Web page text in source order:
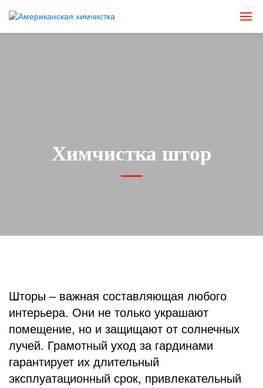
Химчистка штор
Шторы – важная составляющая любого
интерьера. Они не только украшают
помещение, но и защищают от солнечных
лучей. Грамотный уход за гардинами
гарантирует их длительный
эксплуатационный срок, привлекательный